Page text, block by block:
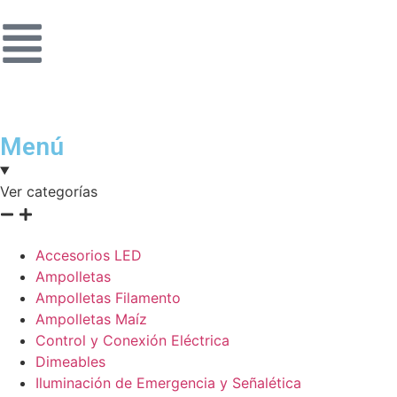
Menú
Ver categorías
Accesorios LED
Ampolletas
Ampolletas Filamento
Ampolletas Maíz
Control y Conexión Eléctrica
Dimeables
Iluminación de Emergencia y Señalética